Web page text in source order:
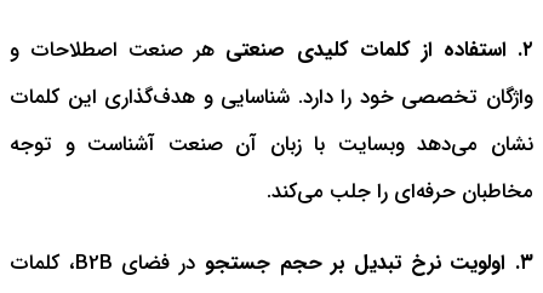
۲. استفاده از کلمات کلیدی صنعتی
هر صنعت اصطلاحات و
واژگان تخصصی خود را دارد. شناسایی و هدف‌گذاری این کلمات
نشان می‌دهد وبسایت با زبان آن صنعت آشناست و توجه
مخاطبان حرفه‌ای را جلب می‌کند.
۳. اولویت نرخ تبدیل بر حجم جستجو
در فضای B2B، کلمات